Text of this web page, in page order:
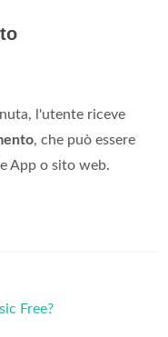
l'utente riceve
, che può essere
App o sito web.
Free?